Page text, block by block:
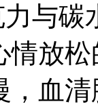
与
情放
，血